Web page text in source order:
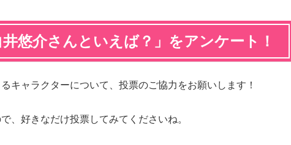
悠介さんといえば？」をアンケート！
キャラクターについて、投票のご協力をお願いします！
、好きなだけ投票してみてくださいね。